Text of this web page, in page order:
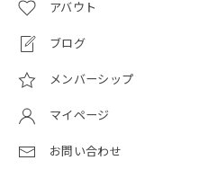
アバウト
ブログ
メンバーシップ
マイページ
お問い合わせ